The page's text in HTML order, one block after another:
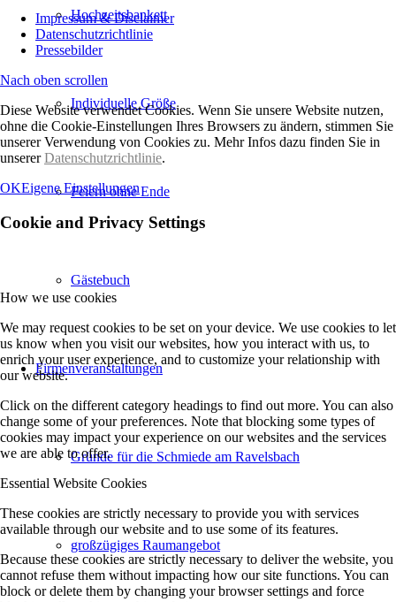
Hochzeitsbankett
Individuelle Größe
Feiern ohne Ende
Gästebuch
Firmenveranstaltungen
Gründe für die Schmiede am Ravelsbach
großzügiges Raumangebot
Impressum & Disclaimer
Datenschutzrichtlinie
Pressebilder
Nach oben scrollen
Diese Website verwendet Cookies. Wenn Sie unsere Website nutzen,
ohne die Cookie-Einstellungen Ihres Browsers zu ändern, stimmen Sie
unserer Verwendung von Cookies zu. Mehr Infos dazu finden Sie in
unsererDatenschutzrichtlinie.
OKEigene Einstellungen
Cookie and Privacy Settings
How we use cookies
We may request cookies to be set on your device. We use cookies to let
us know when you visit our websites, how you interact with us, to
enrich your user experience, and to customize your relationship with
our website.
Click on the different category headings to find out more. You can also
change some of your preferences. Note that blocking some types of
cookies may impact your experience on our websites and the services
we are able to offer.
Essential Website Cookies
These cookies are strictly necessary to provide you with services
available through our website and to use some of its features.
Because these cookies are strictly necessary to deliver the website, you
cannot refuse them without impacting how our site functions. You can
block or delete them by changing your browser settings and force